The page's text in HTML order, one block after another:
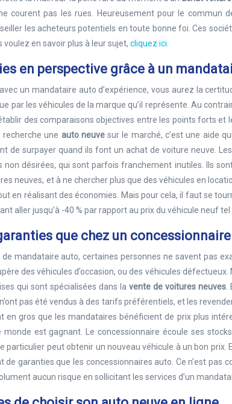
courent pas les rues. Heureusement pour le commun
les acheteurs potentiels en toute bonne foi. Ces
voulez en savoir plus à leur sujet, cliquez ici.
en perspective grâce à un
un mandataire auto d’expérience, vous aurez la
par les véhicules de la marque qu’il représente. Au
des comparaisons objectives entre les points forts et
recherche une auto neuvesur le marché, c’est une aide
de surpayer quand ils font un achat de voiture neuve.
désirées, qui sont parfois franchement inutiles. Ils
neuves, et à ne chercher plus que des véhicules en
en réalisant des économies. Mais pour cela, il faut se
aller jusqu’à -40 % par rapport au prix du véhicule neuf tel
que chez un concessionnaire
mandataire auto, certaines personnes ne savent pas
des véhicules d’occasion, ou des véhicules
qui sont spécialisées dans la vente de voitures neuves.
pas été vendus à des tarifs préférentiels, et les
en gros que les mandataires bénéficient de prix plus
monde est gagnant. Le concessionnaire écoule ses
particulier peut obtenir un nouveau véhicule à un bon
de garanties que les concessionnaires auto. Ce n’est pas
aucun risque en sollicitant les services d’un